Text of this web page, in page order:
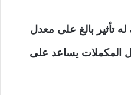
بالغ على معدل
المكملات يساعد على